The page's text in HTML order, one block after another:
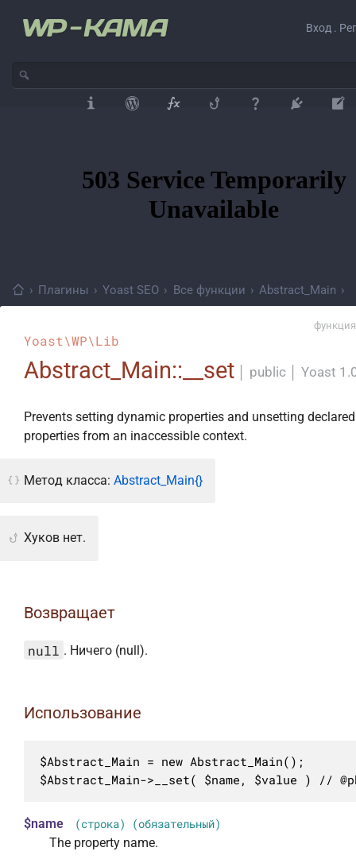
Вход .
› Плагины › Yoast SEO › Все функции › Abstract_Main ›
Yoast\WP\Lib
Abstract_Main::__set public Yoast
Prevents setting dynamic properties and unsetting declared
properties from an inaccessible context.
Метод класса: Abstract_Main{}
Хуков нет.
Возвращает
null . Ничего (null).
Использование
$Abstract_Main = new Abstract_Main();
$Abstract_Main->__set( $name, $value ) //
$name (строка) (обязательный)
The property name.